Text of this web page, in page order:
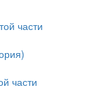
части
части